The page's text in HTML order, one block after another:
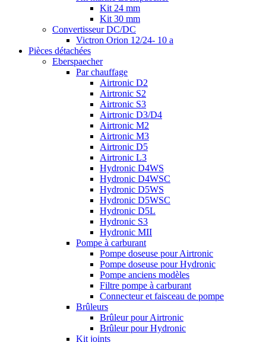
Kit 24 mm
Kit 30 mm
Convertisseur DC/DC
Victron Orion 12/24- 10 a
Pièces détachées
Eberspaecher
Par chauffage
Airtronic D2
Airtronic S2
Airtronic S3
Airtronic D3/D4
Airtronic M2
Airtronic M3
Airtronic D5
Airtronic L3
Hydronic D4WS
Hydronic D4WSC
Hydronic D5WS
Hydronic D5WSC
Hydronic D5L
Hydronic S3
Hydronic MII
Pompe à carburant
Pompe doseuse pour Airtronic
Pompe doseuse pour Hydronic
Pompe anciens modèles
Filtre pompe à carburant
Connecteur et faisceau de pompe
Brûleurs
Brûleur pour Airtronic
Brûleur pour Hydronic
Kit joints